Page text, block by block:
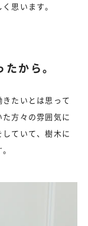
思います。
から。
たいとは思って
方々の雰囲気に
ていて、樹木に